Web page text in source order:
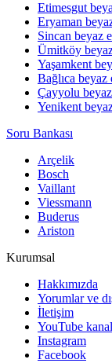
Etimesgut
Eryaman
Sincan beyaz
Ümitköy
Yaşamkent
Bağlıca beyaz
Çayyolu
Yenikent
Soru Bankası
Arçelik
Bosch
Vaillant
Viessmann
Buderus
Ariston
Kurumsal
Hakkımızda
Yorumlar ve
İletişim
YouTube
Instagram
Facebook